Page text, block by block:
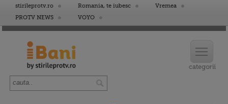
stirileprotv.ro Romania, te iubesc
Vremea
PROTV NEWS
VOYO